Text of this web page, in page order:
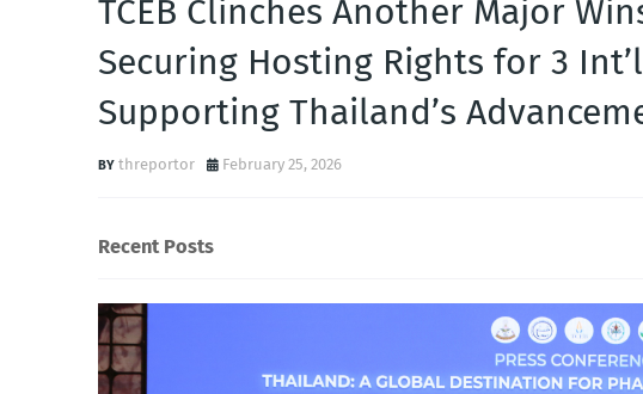
TCEB Clinches Another Major
Securing Hosting Rights for 3
Supporting Thailand’s
threportor February 25, 2026
Recent Posts